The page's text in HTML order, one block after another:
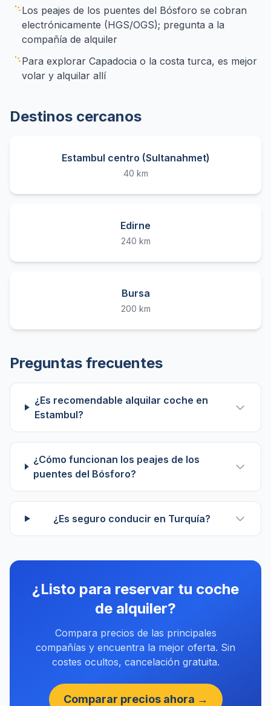
Los peajes de los puentes del Bósforo se cobran
electrónicamente (HGS/OGS); pregunta a la
compañía de alquiler
Para explorar Capadocia o la costa turca, es mejor
volar y alquilar allí
Destinos cercanos
Estambul centro (Sultanahmet)
40 km
Edirne
240 km
Bursa
200 km
Preguntas frecuentes
¿Es recomendable alquilar coche en
Estambul?
¿Cómo funcionan los peajes de los
puentes del Bósforo?
¿Es seguro conducir en Turquía?
¿Listo para reservar tu coche
de alquiler?
Compara precios de las principales
compañías y encuentra la mejor oferta. Sin
costes ocultos, cancelación gratuita.
Comparar precios ahora →